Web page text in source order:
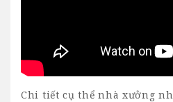
Chi tiết cụ thểnhà xưởng